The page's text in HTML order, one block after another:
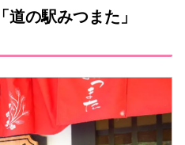
の駅みつまた」